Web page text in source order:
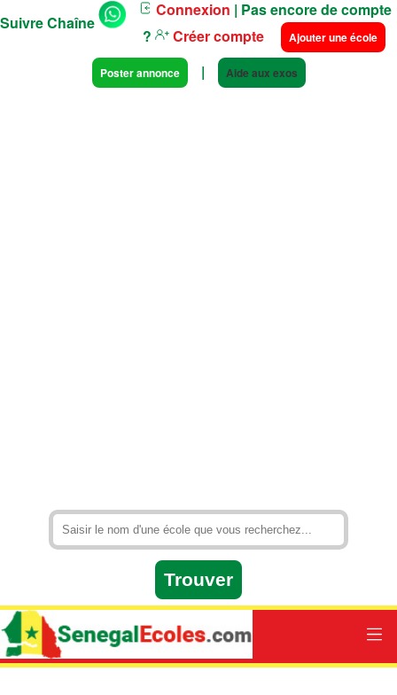
Suivre Chaîne
Connexion | Pas encore de compte
?
Créer compte Ajouter une école
Poster annonce | Aide aux exos